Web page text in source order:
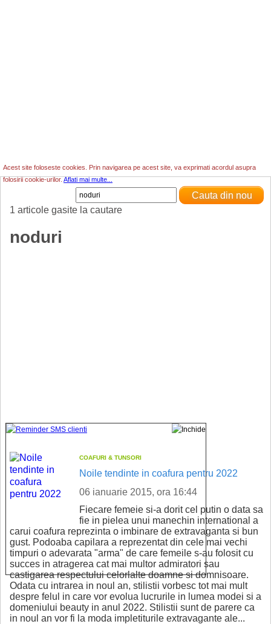
Acest site foloseste cookies. Prin navigarea pe acest site, va exprimati acordul asupra
folosirii cookie-urilor.Aflati mai multe...
1 articole gasite la cautare
noduri
COAFURI & TUNSORI
Noile tendinte in coafura pentru 2022
06 ianuarie 2015, ora 16:44
Fiecare femeie si-a dorit cel putin o data sa
fie in pielea unui manechin international a
carui coafura reprezinta o imbinare de extravaganta si bun
gust. Podoaba capilara a reprezentat din cele mai vechi
timpuri o adevarata "arma" de care femeile s-au folosit cu
succes in atragerea cat mai multor admiratori sau
castigarea respectului celorlalte doamne si domnisoare.
Odata cu intrarea in noul an, stilistii vorbesc tot mai mult
despre felul in care vor evolua lucrurile in lumea modei si a
domeniului beauty in anul 2022. Stilistii sunt de parere ca
in noul an vor fi la moda impletiturile extravagante ale...